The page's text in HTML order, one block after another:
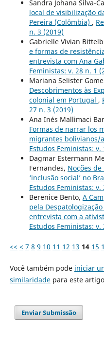
Sandra Johana Silva-
local de visibilização
Pereira (Colômbia) ,
n. 3 (2019)
Gabrielle Vivian
e formas de
entrevista com Ana
Feministas: v. 28 n. 1
Mariana Selister
Descobrimentos às
colonial em Portugal ,
27 n. 3 (2019)
Ana Inés Mallimaci
Formas de narrar los
migrantes bolivianos/
Estudos Feministas: v.
Dagmar Estermann
Fernandes, Noções
‘inclusão social’ no
Estudos Feministas: v.
Berenice Bento, A
pela
entrevista com a
Estudos Feministas: v.
<< < 7 8 9 10 11 12 13 14 15
Você também pode iniciar
similaridadepara este
Enviar Submissão